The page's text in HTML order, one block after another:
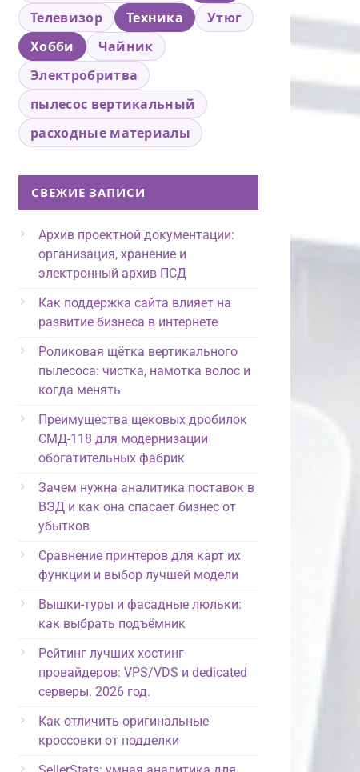
Телевизор
Техника
Утюг
Хобби
Чайник
Электробритва
пылесос вертикальный
расходные материалы
СВЕЖИЕ ЗАПИСИ
Архив проектной документации:
организация, хранение и
электронный архив ПСД
Как поддержка сайта влияет на
развитие бизнеса в интернете
Роликовая щётка вертикального
пылесоса: чистка, намотка волос и
когда менять
Преимущества щековых дробилок
СМД-118 для модернизации
обогатительных фабрик
Зачем нужна аналитика поставок в
ВЭД и как она спасает бизнес от
убытков
Сравнение принтеров для карт их
функции и выбор лучшей модели
Вышки-туры и фасадные люльки:
как выбрать подъёмник
Рейтинг лучших хостинг-
провайдеров: VPS/VDS и dedicated
серверы. 2026 год.
Как отличить оригинальные
кроссовки от подделки